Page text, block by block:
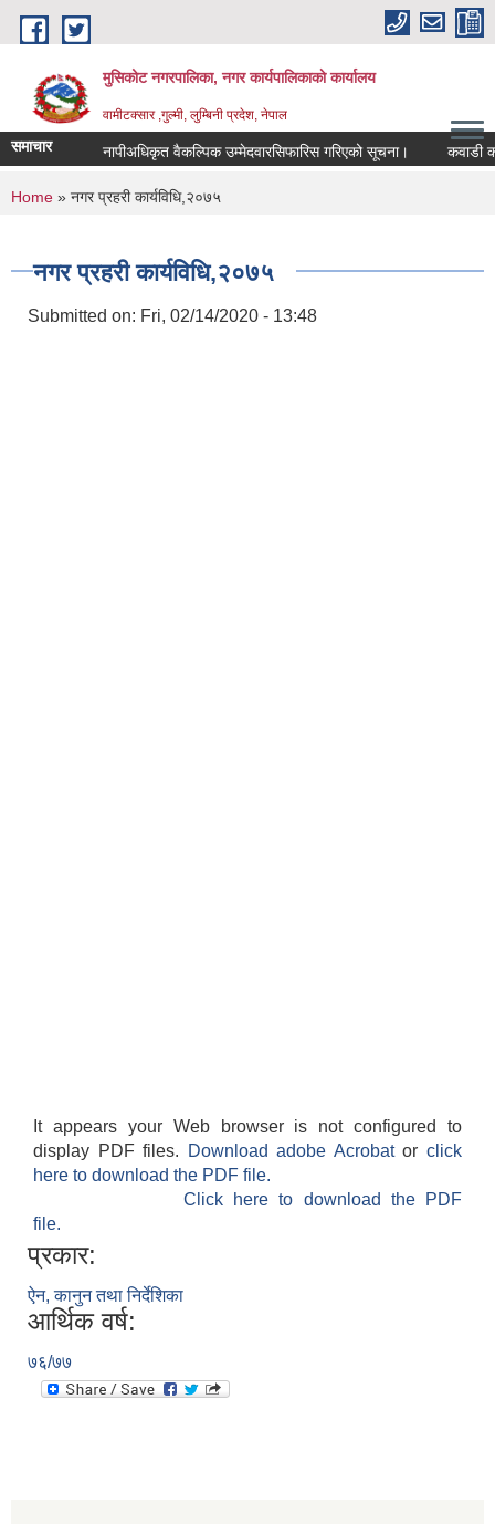
Skip to main content
मुसिकोट नगरपालिका, नगर कार्यपालिकाकाे कार्यालय
वामीटक्सार ,गुल्मी, लुम्बिनी प्रदेश, नेपाल
समाचार नापीअधिकृत वैकल्पिक उम्मेदवारसिफारिस गरिएको सूचना। कवाडी
You are here
Home » नगर प्रहरी कार्यविधि,२०७५
नगर प्रहरी कार्यविधि,२०७५
Submitted on: Fri, 02/14/2020 - 13:48
It appears your Web browser is not configured to
display PDF files.
Download adobe Acrobatorclick
here to download the PDF file.
Click here to download the PDF
file.
प्रकार:
ऐन, कानुन तथा निर्देशिका
आर्थिक वर्ष:
७६/७७